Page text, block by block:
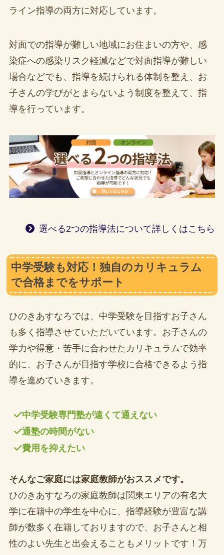
ライン指導の両方に対応しています。
対面での指導が難しい地域にお住まいの方や、感
染症への感染リスク軽減などで対面指導が難しい
場合などでも、指導を続けられる体制を整え、お
子さんの学びがとまらないよう制度を整えて、指
導を行っています。
選べる2つの指導法について詳しくはこちら
中学受験も対応！独自のカリキュラム
で合格までをサポート
ひのきあすなろでは、中学受験を目指すお子さん
も多く指導させていただいています。お子さんの
学力や得意・苦手に合わせたカリキュラムで効率
的に、お子さんが目指す学校に合格できるよう指
導を進めていきます。
中学受験専門塾が遠くて通えない
通塾の時間がない
費用を抑えたい
そんなご家庭には家庭教師がおススメです。
ひのきあすなろの家庭教師は関東エリアの有名大
学に在籍中の学生を中心に、指導経験が豊富な講
師が数多く在籍しておりますので、お子さんと相
性のよい先生と出会えることもメリットです！万